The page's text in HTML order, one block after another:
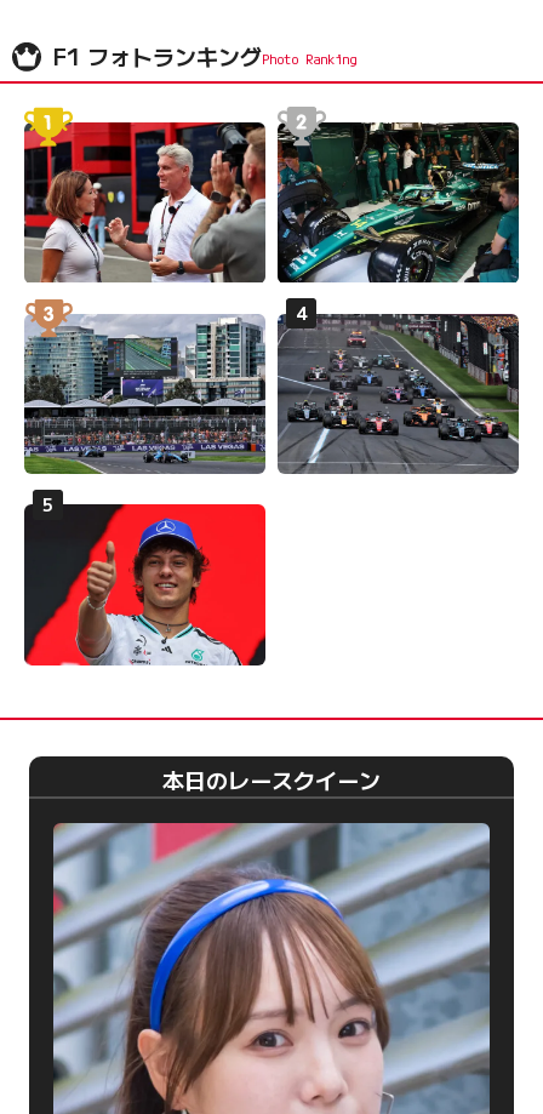
F1 フォトランキング
本日のレースクイーン